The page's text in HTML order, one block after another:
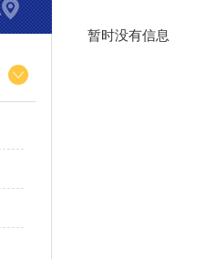
暂时没有信息